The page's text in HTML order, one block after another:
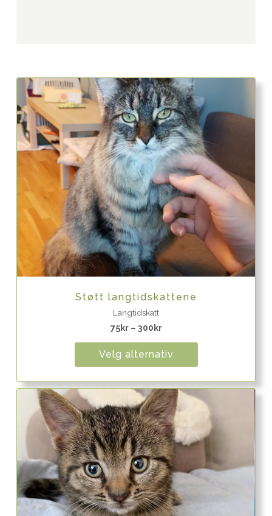
Støtt langtidskattene
Langtidskatt
75kr– 300kr
Velg alternativ